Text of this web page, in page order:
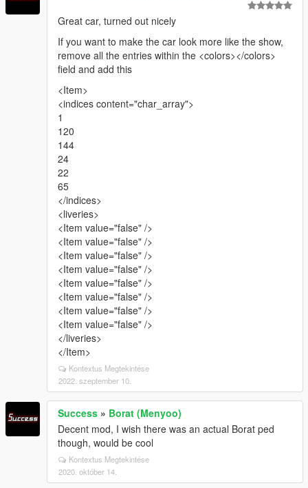
Great car, turned out nicely
If you want to make the car look more like the show,
remove all the entries within the <colors></colors>
field and add this
<Item>
<indices content="char_array">
1
120
144
24
22
65
</indices>
<liveries>
<Item value="false" />
<Item value="false" />
<Item value="false" />
<Item value="false" />
<Item value="false" />
<Item value="false" />
<Item value="false" />
<Item value="false" />
</liveries>
</Item>
Kontextus Megtekintése
2022. szeptember 10.
Success » Borat (Menyoo)
Decent mod, I wish there was an actual Borat ped
though, would be cool
Kontextus Megtekintése
2020. október 14.